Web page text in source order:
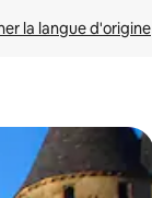
la langue d'origine